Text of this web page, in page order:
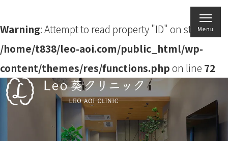
Warning: Attempt to read property "ID" on string in
/home/t838/leo-aoi.com/public_html/wp-
content/themes/res/functions.phpon line 72